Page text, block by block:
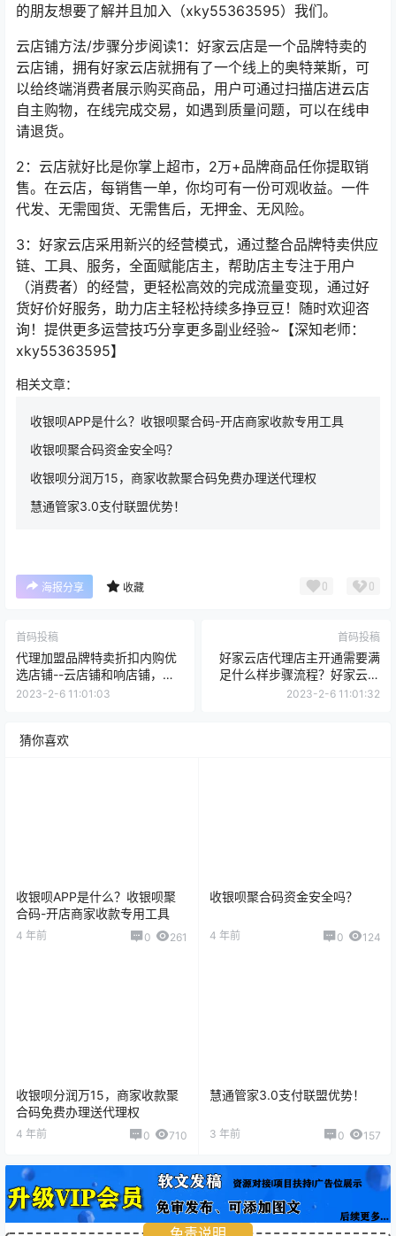
的朋友想要了解并且加入（xky55363595）我们。
云店铺方法/步骤分步阅读1 ：好家云店是一个品牌特卖的
云店铺，拥有好家云店就拥有了一个线上的奥特莱斯，可
以给终端消费者展示购买商品，用户可通过扫描店进云店
自主购物，在线完成交易，如遇到质量问题，可以在线申
请退货。
2 ：云店就好比是你掌上超市， 2万+品牌商品任你提取销
售。在云店，每销售一单，你均可有一份可观收益。一件
代发、无需囤货、无需售后，无押金、无风险。
3 ：好家云店采用新兴的经营模式，通过整合品牌特卖供应
链、工具、服务，全面赋能店主，帮助店主专注于用户
（消费者）的经营，更轻松高效的完成流量变现，通过好
货好价好服务，助力店主轻松持续多挣豆豆！ 随时欢迎咨
询！提供更多运营技巧分享更多副业经验~ 【深知老师：
xky55363595】
相关文章：
收银呗APP是什么？收银呗聚合码-开店商家收款专用工具
收银呗聚合码资金安全吗？
收银呗分润万15，商家收款聚合码免费办理送代理权
慧通管家3.0支付联盟优势！
海报分享 收藏 0 0
首码投稿
代理加盟品牌特卖折扣内购优
选店铺--云店铺和响店铺，需
要满足什么条件？
2023-2-6 11:01:03
首码投稿
好家云店代理店主开通需要满
足什么样步骤流程？好家云店
加入邀请码口令多少。莉莉老
2023-2-6 11:01:32
猜你喜欢
收银呗APP是什么？收银呗聚
合码-开店商家收款专用工具
4 年前 0 261
收银呗聚合码资金安全吗？
4 年前 0 124
收银呗分润万15，商家收款聚
合码免费办理送代理权
4 年前 0 710
慧通管家3.0支付联盟优势！
3 年前 0 157